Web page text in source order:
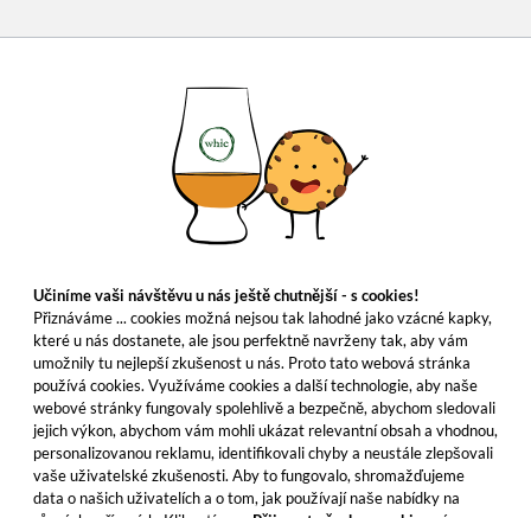
Učiníme vaši návštěvu u nás ještě chutnější - s cookies!
Přiznáváme ... cookies možná nejsou tak lahodné jako vzácné kapky,
které u nás dostanete, ale jsou perfektně navrženy tak, aby vám
umožnily tu nejlepší zkušenost u nás. Proto tato webová stránka
používá cookies. Využíváme cookies a další technologie, aby naše
webové stránky fungovaly spolehlivě a bezpečně, abychom sledovali
jejich výkon, abychom vám mohli ukázat relevantní obsah a vhodnou,
personalizovanou reklamu, identifikovali chyby a neustále zlepšovali
vaše uživatelské zkušenosti. Aby to fungovalo, shromažďujeme
data o našich uživatelích a o tom, jak používají naše nabídky na